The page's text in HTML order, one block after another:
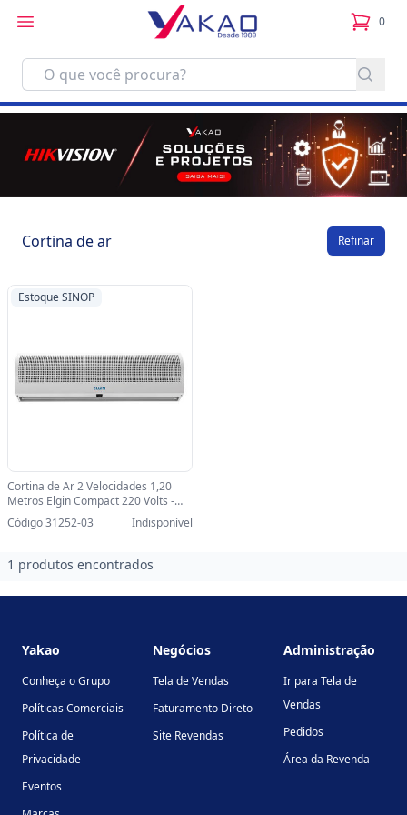
0
itens
Cortina de ar Refinar
Estoque SINOP
Cortina de Ar 2 Velocidades 1,20
Metros Elgin Compact 220 Volts -
45CAD3012002-SINOP-03 -
45CAD3012002
Código 31252-03 Indisponível
1 produtos encontrados
Yakao
Conheça o Grupo
Políticas Comerciais
Política de
Privacidade
Eventos
Negócios
Tela de Vendas
Faturamento Direto
Site Revendas
Administração
Ir para Tela de
Vendas
Pedidos
Área da Revenda